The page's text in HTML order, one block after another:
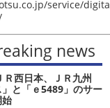
service/digita
news
Ｒ西日本、ＪＲ九州
」と「ｅ5489」のサー
始